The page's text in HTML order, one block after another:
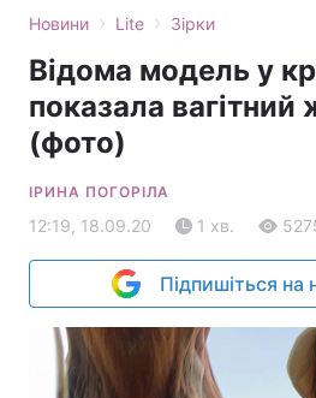
Новини › Lite › Зірки
Відома модель у
показала вагітний
(фото)
ІРИНА ПОГОРІЛА
12:19, 18.09.20 1 хв.
Підпишіться на